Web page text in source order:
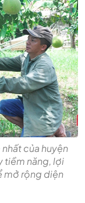
của huyện
tiềm năng, lợi
mở rộng diện